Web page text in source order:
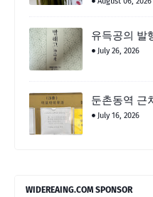
유득공의 발
July 26, 2026
둔촌동역 근
July 16, 2026
WIDEREAING.COM SPONSOR